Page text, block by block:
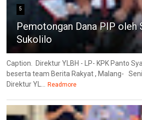
5
Pemotongan Dana PIP oleh
Sukolilo
Caption. Direktur YLBH - LP- KPK Panto
beserta team Berita Rakyat , Malang-
Direktur YL...
Readmore